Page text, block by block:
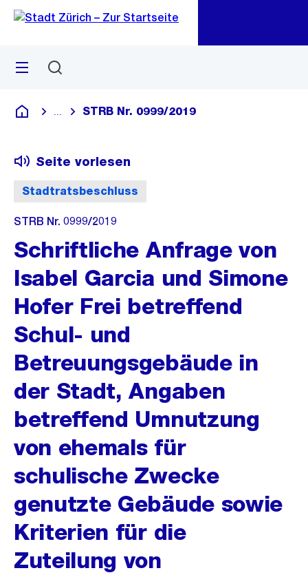
Navigation
Sprunglink
Menü
Deutsch
Blende alle Breadcrumbs ein
STRB Nr. 0999/2019
Stadtratsbeschluss
Seite vorlesen
STRB Nr. 0999/2019
Schriftliche Anfrage von
Isabel Garcia und Simone
Hofer Frei betreffend
Schul- und
Betreuungsgebäude in
der Stadt, Angaben
betreffend Umnutzung
von ehemals für
schulische Zwecke
genutzte Gebäude sowie
Kriterien für die
Zuteilung von